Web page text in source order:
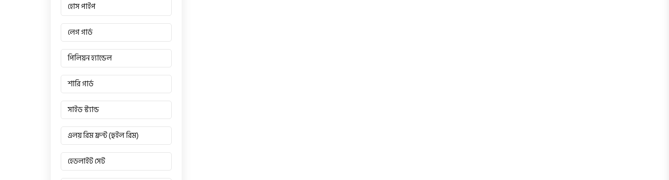
হোস পাইপ
লেগ গার্ড
পিলিয়ন হ্যান্ডেল
শারি গার্ড
সাইড স্ট্যান্ড
এলয় রিম ফ্রন্ট (হুইল রিম)
হেডলাইট সেট